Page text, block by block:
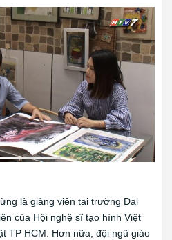
là giảng viên tại trường Đại
của Hội nghệ sĩ tạo hình Việt
TP HCM. Hơn nữa, đội ngũ giáo